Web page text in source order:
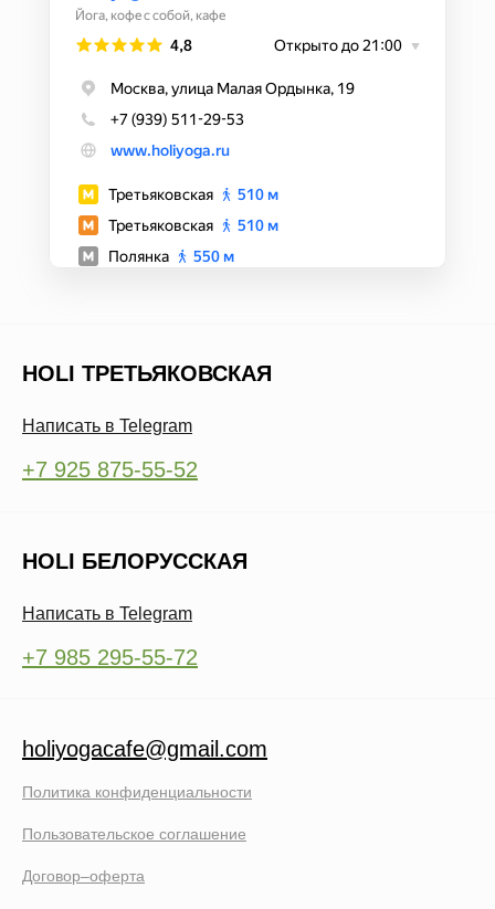
holiyogacafe@gmail.com
Политика конфиденциальности
Пользовательское соглашение
Договор–оферта
+7 925 875-55-52
Написать в Telegram
+7 985 295-55-72
HOLI ТРЕТЬЯКОВСКАЯ
Написать в Telegram
HOLI БЕЛОРУССКАЯ